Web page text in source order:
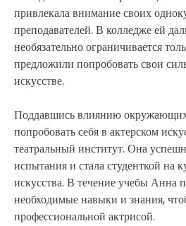
привлекала внимание своих
преподавателей. В колледже ей
необязательно ограничивается
предложили попробовать свои
искусстве.
Поддавшись влиянию
попробовать себя в актерском
театральный институт. Она
испытания и стала студенткой на
искусства. В течение учебы Анна
необходимые навыки и знания,
профессиональной актрисой.